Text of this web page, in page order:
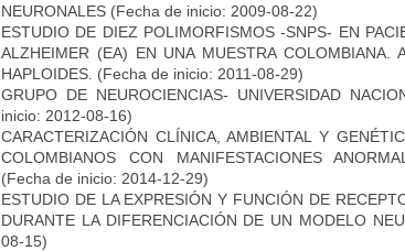
NEURONALES (Fecha de inicio: 2009-08-22)
ESTUDIO DE DIEZ POLIMORFISMOS -SNPS- EN
ALZHEIMER (EA) EN UNA MUESTRA COLOMBIANA.
HAPLOIDES. (Fecha de inicio: 2011-08-29)
GRUPO DE NEUROCIENCIAS- UNIVERSIDAD
inicio: 2012-08-16)
CARACTERIZACIÓN CLÍNICA, AMBIENTAL Y
COLOMBIANOS CON MANIFESTACIONES
(Fecha de inicio: 2014-12-29)
ESTUDIO DE LA EXPRESIÓN Y FUNCIÓN DE
DURANTE LA DIFERENCIACIÓN DE UN MODELO
08-15)